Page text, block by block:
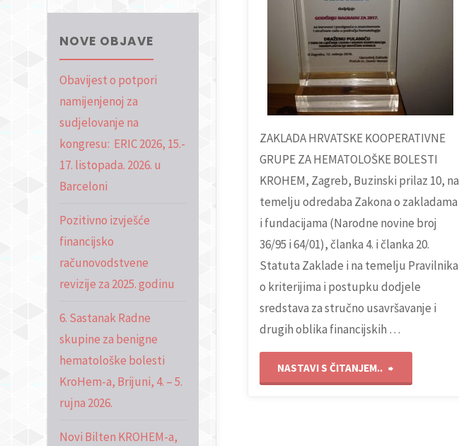
ZAKLADA HRVATSKE KOOPERATIVNE
GRUPE ZA HEMATOLOŠKE BOLESTI
KROHEM, Zagreb, Buzinski prilaz 10, na
temelju odredaba Zakona o zakladama
i fundacijama (Narodne novine broj
36/95 i 64/01), članka 4. i članka 20.
Statuta Zaklade i na temelju Pravilnika
o kriterijima i postupku dodjele
sredstava za stručno usavršavanje i
drugih oblika financijskih …
NASTAVI S ČITANJEM..
NOVE OBJAVE
Obavijest o potpori
namijenjenoj za
sudjelovanje na
kongresu: ERIC 2026, 15.-
17. listopada. 2026. u
Barceloni
Pozitivno izvješće
financijsko
računovodstvene
revizije za 2025. godinu
6. Sastanak Radne
skupine za benigne
hematološke bolesti
KroHem-a, Brijuni, 4. – 5.
rujna 2026.
Novi Bilten KROHEM-a,